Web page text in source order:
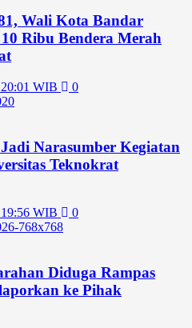
Wali Kota Bandar
Ribu Bendera Merah
WIB 0
Narasumber Kegiatan
Teknokrat
WIB 0
Diduga Rampas
ke Pihak